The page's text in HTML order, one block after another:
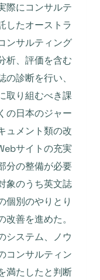
際にコンサルテ
したオーストラ
ンサルティング
析、評価を含む
診断を行い、
取り組むべき課
の日本のジャー
ュメント類の改
サイトの充実
分の整備が必要
象のうち英文誌
個別のやりとり
善を進めた。
システム、ノウ
コンサルティン
満たしたと判断